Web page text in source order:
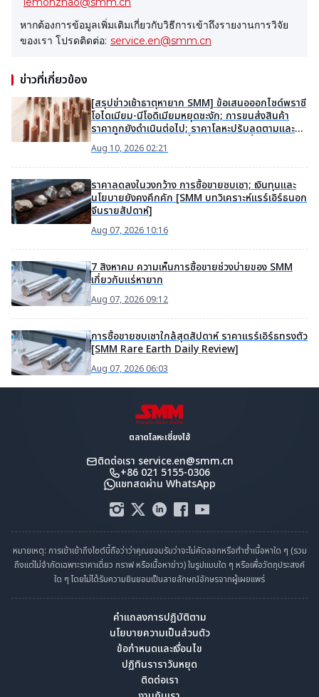
หากต้องการข้อมูลเพิ่มเติมเกี่ยวกับวิธีการเข้าถึงรายงานการวิจัย
ของเรา โปรดติดต่อ: service.en@smm.cn
ข่าวที่เกี่ยวข้อง
[สรุปข่าวเช้าธาตุหายาก SMM] ข้อเสนอออกไซด์พราซี
โอไดเมียม-นีโอดิเมียมหยุดชะงัก; การขนส่งสินค้า
ราคาถูกยังดำเนินต่อไป; ราคาโลหะปรับลดตามและ
ธุรกรรมชะงักงัน; คำสั่งซื้อวัสดุแม่เหล็กฟื้นตัวพร้อม
การกลับมาทำงาน
Aug 10, 2026 02:21
ราคาลดลงในวงกว้าง การซื้อขายซบเซา; เงินทุนและ
นโยบายยังคงคึกคัก [SMM บทวิเคราะห์แรร์เอิร์ธนอก
จีนรายสัปดาห์]
Aug 07, 2026 10:16
7 สิงหาคม ความเห็นการซื้อขายช่วงบ่ายของ SMM
เกี่ยวกับแร่หายาก
Aug 07, 2026 09:12
การซื้อขายซบเซาใกล้สุดสัปดาห์ ราคาแรร์เอิร์ธทรงตัว
[SMM Rare Earth Daily Review]
Aug 07, 2026 06:03
ตลาดโลหะเซี่ยงไฮ้
ติดต่อเรา service.en@smm.cn
+86 021 5155-0306
แชทสดผ่าน WhatsApp
หมายเหตุ: การเข้าเข้าถึงไซต์นี้ถือว่าว่าคุณยอมรับว่าจะไม่คัดลอกหรือทำซ้ำเนื้อหาใด ๆ (รวม
ถึงแต่ไม่จำกัดเฉพาะราคาเดี่ยว กราฟ หรือเนื้อหาข่าว) ในรูปแบบใด ๆ หรือเพื่อวัตถุประสงค์
ใด ๆ โดยไม่ได้รับความยินยอมเป็นลายลักษณ์อักษรจากผู้เผยแพร่
คำแถลงการปฏิบัติตาม
นโยบายความเป็นส่วนตัว
ข้อกำหนดและเงื่อนไข
ปฏิทินราราวันหยุด
ติดต่อเรา